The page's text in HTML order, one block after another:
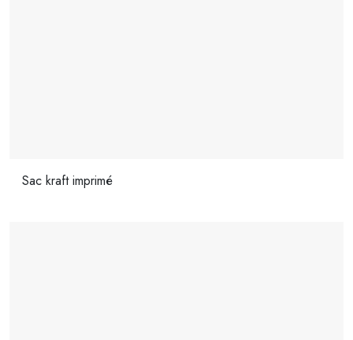
Sac kraft imprimé